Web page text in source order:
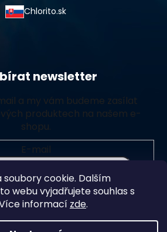
cookie. Dalším
webu vyjadřujete souhlas s
informací zde.
Chlorito.sk
newsletter
a my vám budeme zasílat
produktech na našem e-
shopu.
E-mail
souhlasíte spodmínkami ochrany
osobních údajů
Přihlásit se